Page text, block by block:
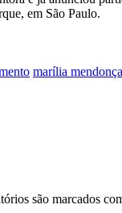
em São Paulo.
marília mendonça
são marcados